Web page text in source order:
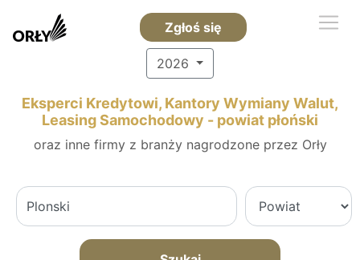
Zgłoś się
2026
Eksperci Kredytowi, Kantory Wymiany Walut,
Leasing Samochodowy - powiat płoński
oraz inne firmy z branży nagrodzone przez Orły